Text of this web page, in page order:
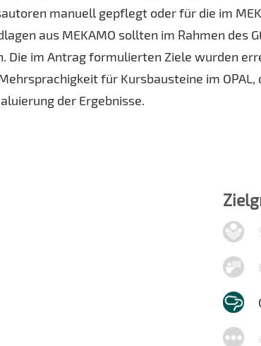
manuell gepflegt oder für die im
aus MEKAMO sollten im Rahmen des
im Antrag formulierten Ziele wurden
für Kursbausteine im
der Ergebnisse.